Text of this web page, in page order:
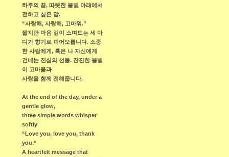
하루의 끝, 따뜻한 불빛 아래에서
전하고 싶은 말.
“사랑해, 사랑해, 고마워.”
짧지만 마음 깊이 스며드는 세 마
디가 향기로 피어오릅니다. 소중
한 사람에게, 혹은 나 자신에게
건네는 진심의 선물. 잔잔한 불빛
이 고마움과
사랑을 함께 전해줍니다.
At the end of the day, under a
gentle glow,
three simple words whisper
softly
“Love you, love you, thank
you.”
A heartfelt message that